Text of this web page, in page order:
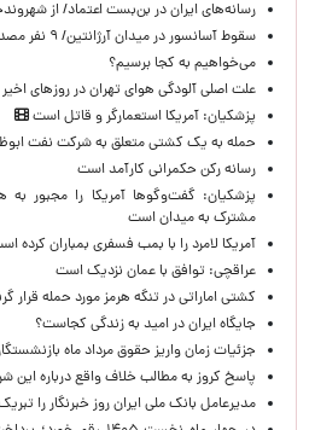
رسانه‌های ایران در بن‌بست اعتماد/ از
سقوط آسانسور در میدان آرژانتین/ ۹ نفر مصدوم شدند
می‌خواهیم به کجا برسیم؟
علت اصلی آلودگی هوای تهران در روزهای
پزشکیان: آمریکا استعمارگر و قاتل است
حمله به یک کشتی متعلق به شرکت نفت
رسانه رکن حکمرانی کارآمد است
پزشکیان: گفت‌وگوها آمریکا را مجبور به
مشترک به میدان است
آمریکا لامرد را با بمب فسفری بمباران کرده
عراقچی: توافق با عمان نزدیک است
کشتی اماراتی در تنگه هرمز مورد حمله قرار
جایگاه ایران در امید به زندگی کجاست؟
جزئیات زمان واریز حقوق مرداد ماه
پاسخ کروز به مطالب خلاف واقع درباره این
مدیرعامل بانک ملی ایران روز خبرنگار را